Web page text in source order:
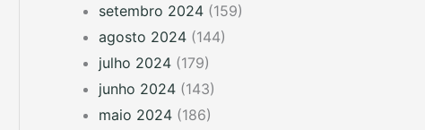
setembro 2024 (159)
agosto 2024 (144)
julho 2024 (179)
junho 2024 (143)
maio 2024 (186)